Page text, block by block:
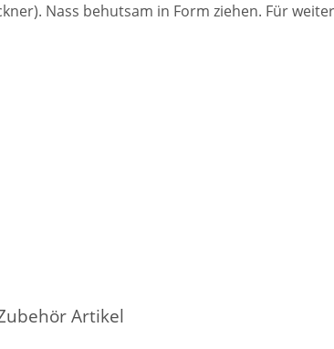
Nass behutsam in Form ziehen. Für
Artikel